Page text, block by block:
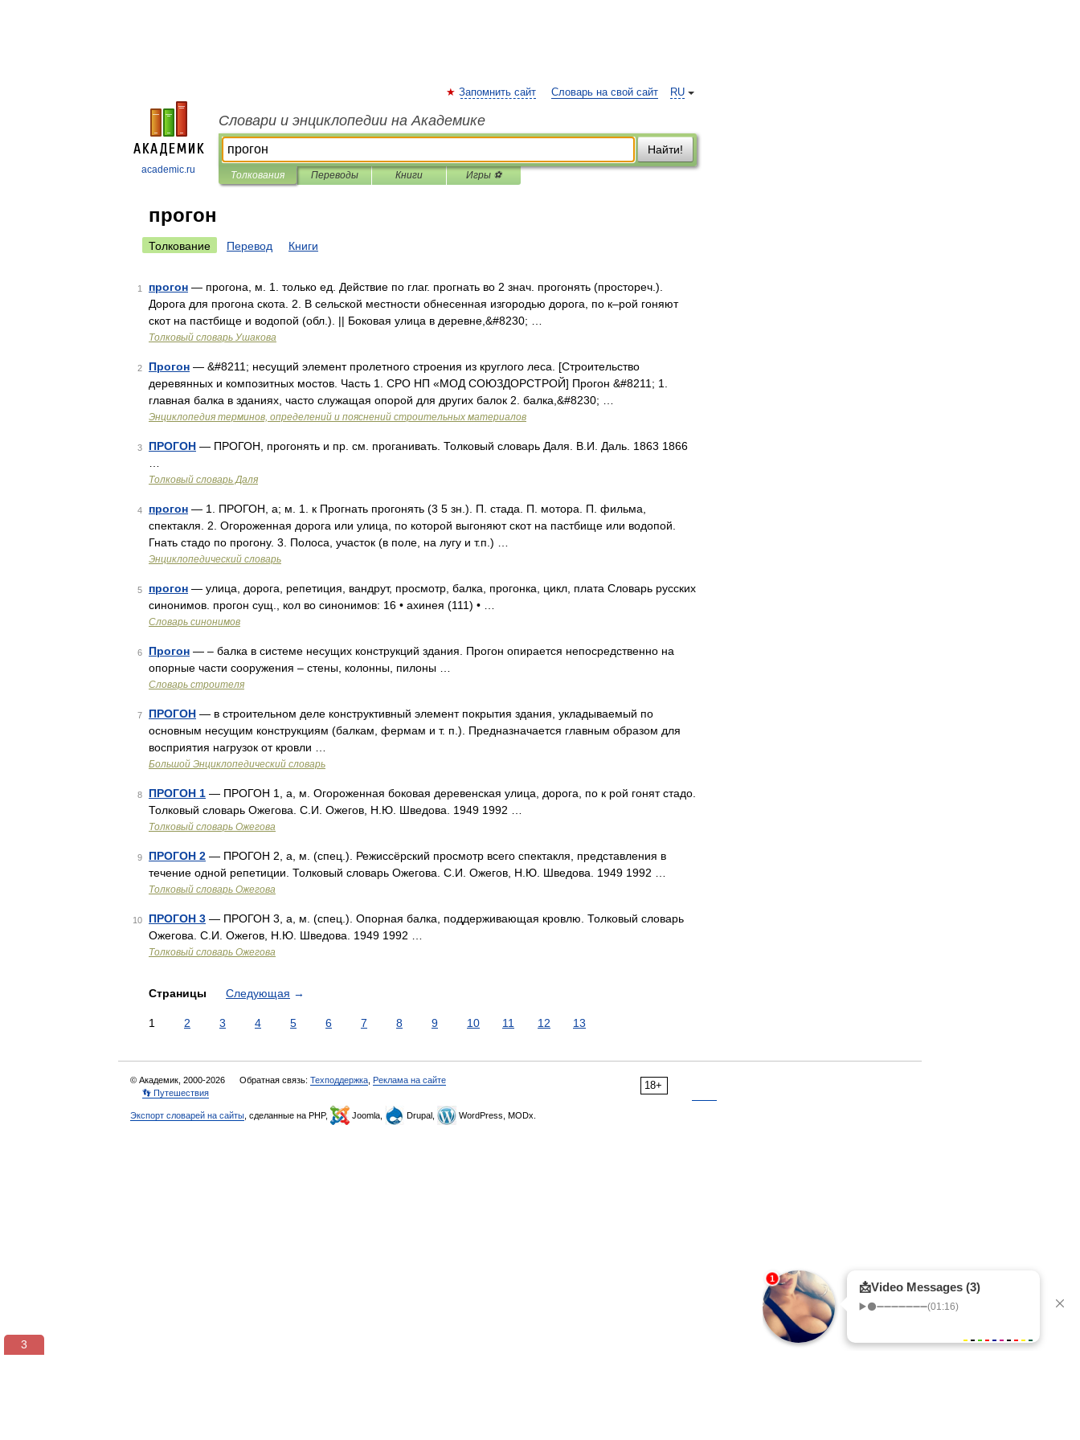
academic.ru
RU
Запомнить сайт Словарь на свой сайт
Словари и энциклопедии на Академике
Найти!
Толкования Переводы Книги Игры ⚽
прогон
Толкование Перевод Книги
1 прогон — прогона, м. 1. только ед. Действие по глаг. прогнать во 2 знач. прогонять (простореч.).
Дорога для прогона скота. 2. В сельской местности обнесенная изгородью дорога, по к–рой гоняют
скот на пастбище и водопой (обл.). || Боковая улица в деревне,&#8230; …
Толковый словарь Ушакова
2 Прогон — &#8211; несущий элемент пролетного строения из круглого леса. [Строительство
деревянных и композитных мостов. Часть 1. СРО НП «МОД СОЮЗДОРСТРОЙ] Прогон &#8211; 1.
главная балка в зданиях, часто служащая опорой для других балок 2. балка,&#8230; …
Энциклопедия терминов, определений и пояснений строительных материалов
3 ПРОГОН — ПРОГОН, прогонять и пр. см. проганивать. Толковый словарь Даля. В.И. Даль. 1863 1866
Толковый словарь Даля
4 прогон — 1. ПРОГОН, а; м. 1. к Прогнать прогонять (3 5 зн.). П. стада. П. мотора. П. фильма,
спектакля. 2. Огороженная дорога или улица, по которой выгоняют скот на пастбище или водопой.
Гнать стадо по прогону. 3. Полоса, участок (в поле, на лугу и т.п.) …
Энциклопедический словарь
5 прогон — улица, дорога, репетиция, вандрут, просмотр, балка, прогонка, цикл, плата Словарь русских
синонимов. прогон сущ., кол во синонимов: 16 • ахинея (111) • …
Словарь синонимов
6 Прогон — – балка в системе несущих конструкций здания. Прогон опирается непосредственно на
опорные части сооружения – стены, колонны, пилоны …
Словарь строителя
7 ПРОГОН — в строительном деле конструктивный элемент покрытия здания, укладываемый по
основным несущим конструкциям (балкам, фермам и т. п.). Предназначается главным образом для
восприятия нагрузок от кровли …
Большой Энциклопедический словарь
8 ПРОГОН 1 — ПРОГОН 1, а, м. Огороженная боковая деревенская улица, дорога, по к рой гонят стадо.
Толковый словарь Ожегова. С.И. Ожегов, Н.Ю. Шведова. 1949 1992 …
Толковый словарь Ожегова
9 ПРОГОН 2 — ПРОГОН 2, а, м. (спец.). Режиссёрский просмотр всего спектакля, представления в
течение одной репетиции. Толковый словарь Ожегова. С.И. Ожегов, Н.Ю. Шведова. 1949 1992 …
Толковый словарь Ожегова
10 ПРОГОН 3 — ПРОГОН 3, а, м. (спец.). Опорная балка, поддерживающая кровлю. Толковый словарь
Ожегова. С.И. Ожегов, Н.Ю. Шведова. 1949 1992 …
Толковый словарь Ожегова
Страницы Следующая →
1 2 3 4 5 6 7 8 9 10 11 12 13
18+
© Академик, 2000-2026 Обратная связь: Техподдержка Реклама на сайте
👣 Путешествия
Экспорт словарей на сайты , сделанные на PHP, Joomla, Drupal, WordPress, MODx.
3